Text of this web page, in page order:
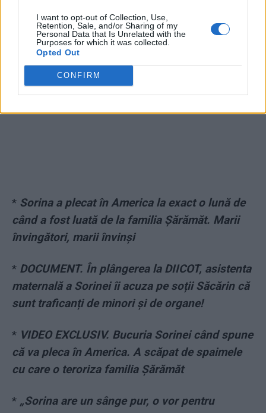
I want to opt-out of Collection, Use,
Retention, Sale, and/or Sharing of my
Personal Data that Is Unrelated with the
Purposes for which it was collected.
Opted Out
CONFIRM ad
* Sorina a plecat în America la exact o lună de
când a fost luată de la familia Șărămăt. Marii
învingători, marii învinși
* DOCUMENT. În plângerea la DIICOT, asistenta
maternală a Sorinei îi acuza pe soții Săcărin că
sunt traficanți de minori și de organe!
* VIDEO EXCLUSIV. Bucuria Sorinei când spune
că va pleca în America. A scăpat de spaimele
cu care o teroriza familia Șărămăt
* „Sorina are un sânge pur, o vor pentru